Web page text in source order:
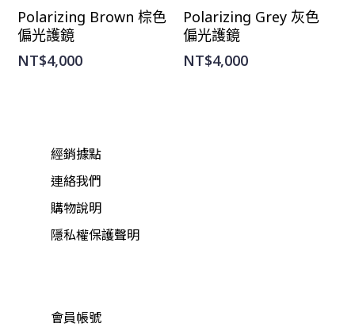
選擇規格
Polarizing Brown 棕色
偏光護鏡
NT$4,000
選擇規格
Polarizing Grey 灰色
偏光護鏡
NT$4,000
經銷據點
連絡我們
購物說明
隱私權保護聲明
會員帳號